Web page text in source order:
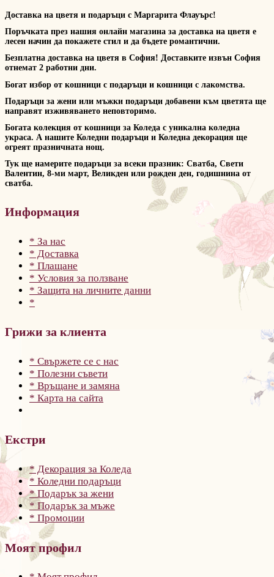
Доставка на цветя и подаръци с Маргарита Флауърс!
Поръчката през нашия онлайн магазина за доставка на цветя е
лесен начин да покажете стил и да бъдете романтични.
Безплатна доставка на цветя в София! Доставките извън София
отнемат 2 работни дни.
Богат избор от кошници с подаръци и кошници с лакомства.
Подаръци за жени или мъжки подаръци добавени към цветята ще
направят изживяването неповторимо.
Богата колекция от кошници за Коледа с уникална коледна
украса. А нашите Коледни подаръци и Коледна декорация ще
огреят празничната нощ.
Тук ще намерите подаръци за всеки празник: Сватба, Свети
Валентин, 8-ми март, Великден или рожден ден, годишнина от
сватба.
Информация
* За нас
* Доставка
* Плащане
* Условия за ползване
* Защита на личните данни
*
Грижи за клиента
* Свържете се с нас
* Полезни съвети
* Връщане и замяна
* Карта на сайта
Екстри
* Декорация за Коледа
* Коледни подаръци
* Подарък за жени
* Подарък за мъже
* Промоции
Моят профил